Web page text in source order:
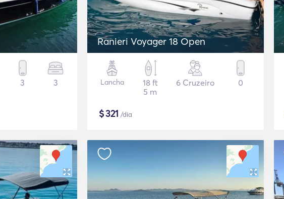
3 3
Ranieri Voyager 18 Open
Lancha
18 ft
5 m
6 Cruzeiro 0
$321 /dia